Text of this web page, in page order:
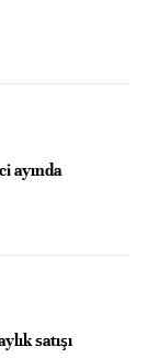
ayında
satışı